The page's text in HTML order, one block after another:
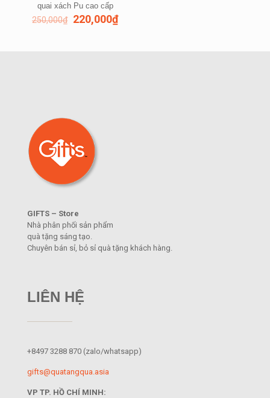
quai xách Pu cao cấp
250,000₫ 220,000₫
GIFTS – Store
Nhà phân phối sản phẩm
quà tặng sáng tạo.
Chuyên bán sỉ, bỏ sỉ quà tặng khách hàng.
LIÊN HỆ
+8497 3288 870 (zalo/whatsapp)
gifts@quatangqua.asia
VP TP. HỒ CHÍ MINH: